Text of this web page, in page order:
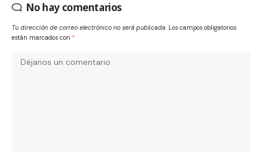
No hay comentarios
Tu dirección de correo electrónico no será publicada. Los campos obligatorios
están marcados con *